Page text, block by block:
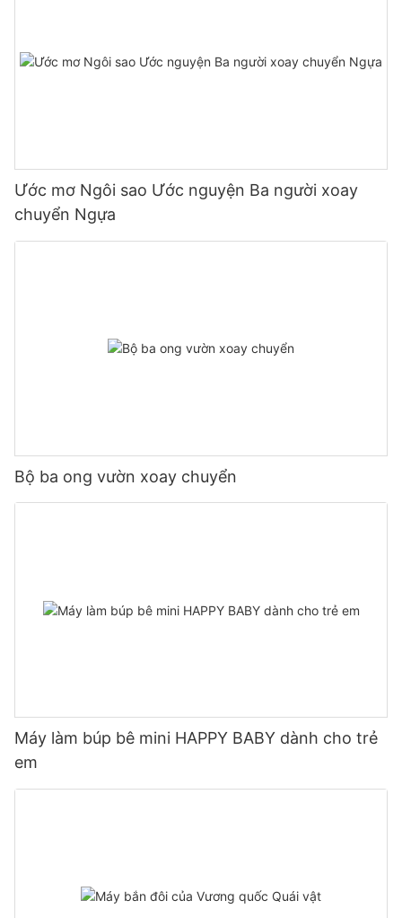
Ước mơ Ngôi sao Ước nguyện Ba người xoay
chuyển Ngựa
Bộ ba ong vườn xoay chuyển
Máy làm búp bê mini HAPPY BABY dành cho trẻ
em